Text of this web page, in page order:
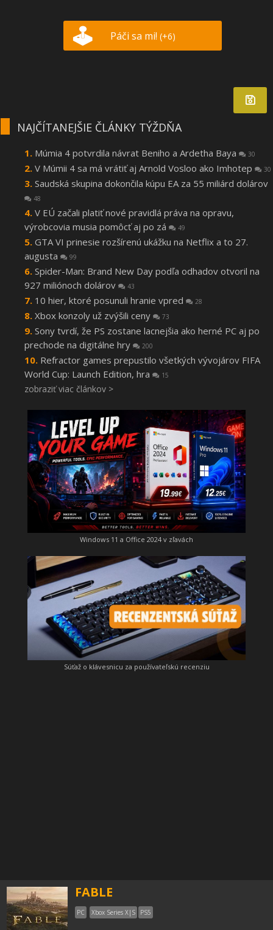
Páči sa mi! (+6)
NAJČÍTANEJŠIE ČLÁNKY TÝŽDŇA
Múmia 4 potvrdila návrat Beniho a Ardetha Baya 30
V Múmii 4 sa má vrátiť aj Arnold Vosloo ako Imhotep 30
Saudská skupina dokončila kúpu EA za 55 miliárd dolárov
48
V EÚ začali platiť nové pravidlá práva na opravu,
výrobcovia musia pomôcť aj po zá
49
GTA VI prinesie rozšírenú ukážku na Netflix a to 27.
augusta
99
Spider-Man: Brand New Day podľa odhadov otvoril na
927 miliónoch dolárov
43
10 hier, ktoré posunuli hranie vpred 28
Xbox konzoly už zvýšili ceny 73
Sony tvrdí, že PS zostane lacnejšia ako herné PC aj po
prechode na digitálne hry
200
Refractor games prepustilo všetkých vývojárov FIFA
World Cup: Launch Edition, hra
15
zobraziť viac článkov >
Windows 11 a Office 2024 v zľavách
Súťaž o klávesnicu za používateľskú recenziu
FABLE
PC Xbox Series X|S PS5